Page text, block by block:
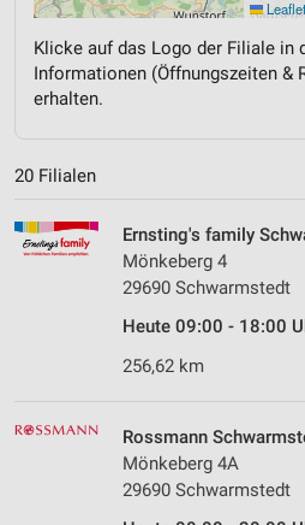
Leaflet
Klicke auf das Logo der Filiale in
Informationen (Öffnungszeiten &
erhalten.
20 Filialen
Ernsting's family
Mönkeberg 4
29690 Schwarmstedt
Heute 09:00 - 18:00
256,62 km
Rossmann
Mönkeberg 4A
29690 Schwarmstedt